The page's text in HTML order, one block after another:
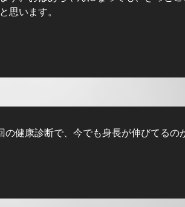
思います。
の健康診断で、今でも身長が伸びてるの